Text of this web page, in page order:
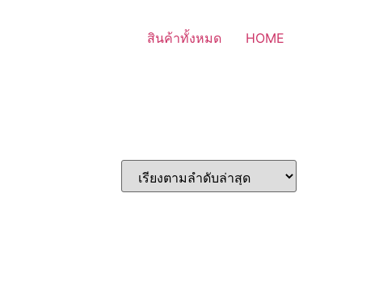
สินค้าทั้งหมด HOME